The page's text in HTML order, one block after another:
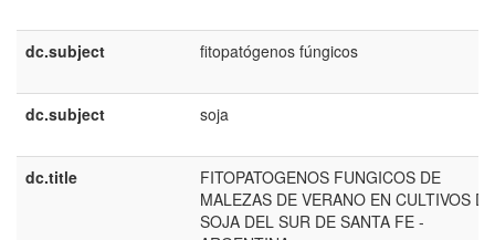
dc.subject fitopatógenos fúngicos
dc.subject soja
dc.title
FITOPATOGENOS FUNGICOS DE
MALEZAS DE VERANO EN CULTIVOS DE
SOJA DEL SUR DE SANTA FE -